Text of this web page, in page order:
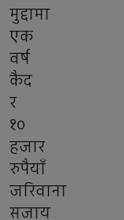
मुद्दामा
एक
वर्ष
कैद
र
१०
हजार
रुपैयाँ
जरिवाना
सजाय